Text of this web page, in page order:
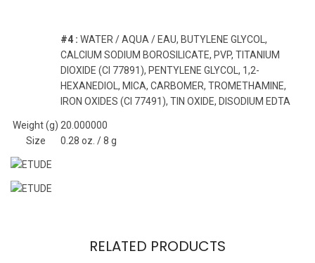
#4 : WATER / AQUA / EAU, BUTYLENE GLYCOL,
CALCIUM SODIUM BOROSILICATE, PVP, TITANIUM
DIOXIDE (CI 77891), PENTYLENE GLYCOL, 1,2-
HEXANEDIOL, MICA, CARBOMER, TROMETHAMINE,
IRON OXIDES (CI 77491), TIN OXIDE, DISODIUM EDTA
Weight (g) 20.000000
Size
0.28 oz. / 8 g
RELATED PRODUCTS